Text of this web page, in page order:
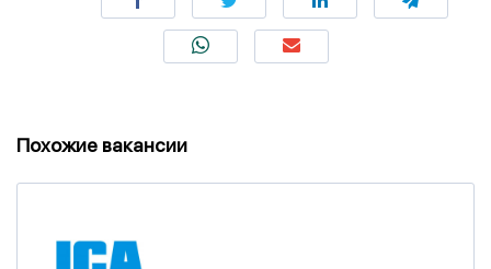
Похожие вакансии